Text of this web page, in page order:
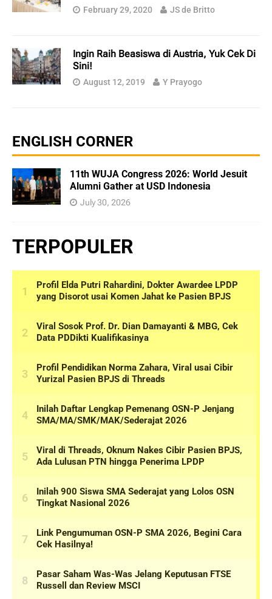
February 29, 2020 JS de Britto
Ingin Raih Beasiswa di Austria, Yuk Cek Di
Sini!
August 12, 2019 Y Prayogo
ENGLISH CORNER
11th WUJA Congress 2026: World Jesuit
Alumni Gather at USD Indonesia
July 30, 2026
TERPOPULER